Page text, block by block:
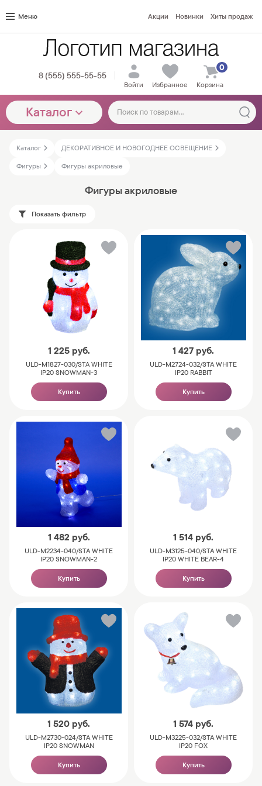
Меню Акции Новинки Хиты продаж
8 (555) 555-55-55
Войти Избранное Корзина
0
Каталог
Каталог
ДЕКОРАТИВНОЕ И НОВОГОДНЕЕ ОСВЕЩЕНИЕ
Фигуры
Фигуры акриловые
Фигуры акриловые
Показать фильтр
1 225 руб.
ULD-M1827-030/STA WHITE
IP20 SNOWMAN-3
Купить
1 427 руб.
ULD-M2724-032/STA WHITE
IP20 RABBIT
Купить
1 482 руб.
ULD-M2234-040/STA WHITE
IP20 SNOWMAN-2
Купить
1 514 руб.
ULD-M3125-040/STA WHITE
IP20 WHITE BEAR-4
Купить
1 520 руб.
ULD-M2730-024/STA WHITE
IP20 SNOWMAN
Купить
1 574 руб.
ULD-M3225-032/STA WHITE
IP20 FOX
Купить